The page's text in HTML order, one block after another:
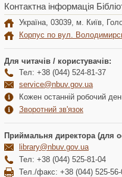
Контактна інформація
Україна, 03039, м. Київ,
Корпус по вул.
Для читачів / користувачів:
Тел: +38 (044) 524-81-37
service@nbuv.gov.ua
Кожен останній робочий
Зворотний зв'язок
Приймальня директора (для
library@nbuv.gov.ua
Тел: +38 (044) 525-81-04
Тел./факс: +38 (044) 525-56-